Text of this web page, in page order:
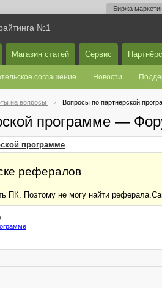
Биржа
№1
Магазин статей Сервис
соглашение Новости
на вопросы Вопросы по партнерской
программе —
программе
рефералов
ПК. Поэтому не могу найти